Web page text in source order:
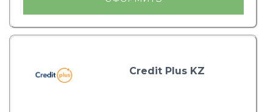
Credit Plus KZ